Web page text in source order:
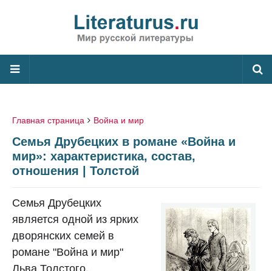
Главная страница Война и мир
Семья Друбецких в романе «Война и
мир»: характеристика, состав,
отношения | Толстой
Семья Друбецких
является одной из ярких
дворянских семей в
романе "Война и мир"
Льва Толстого.